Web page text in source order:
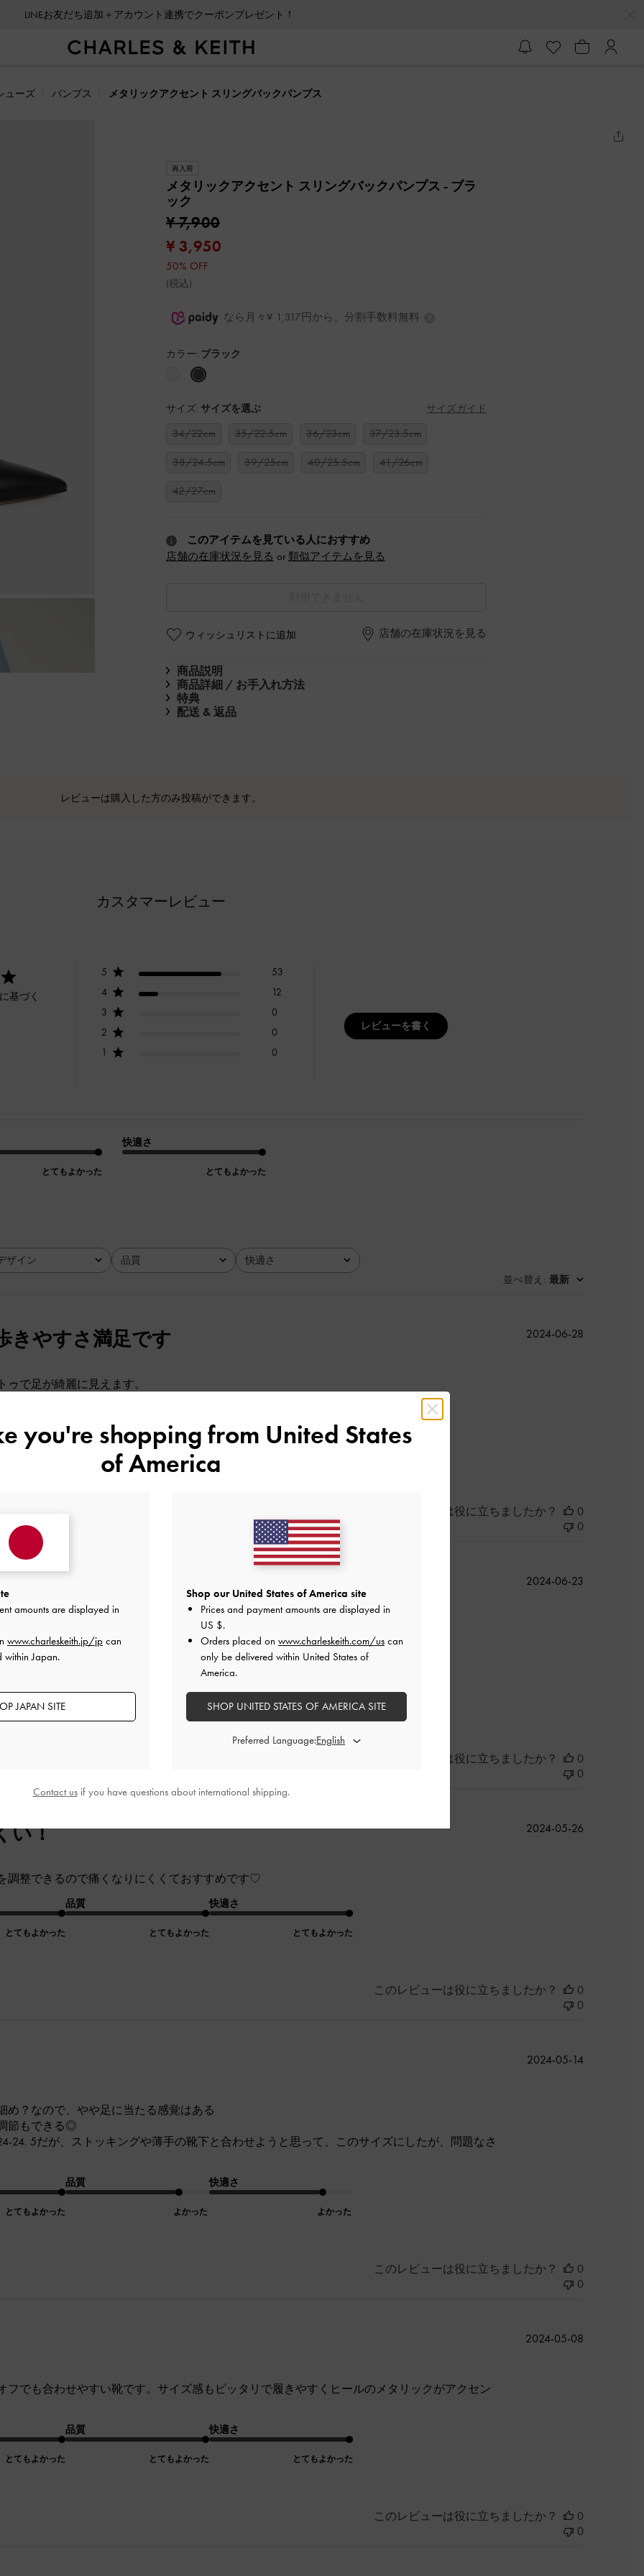
LINEお友だち追加＋アカウント連携でクーポンプレゼント！
会員登録＋ニュースレター登録で10%OFFクーポンプレゼント！
ューズ パンプス メタリックアクセント スリングバックパンプス
再入荷
メタリックアクセント スリングバックパンプス - ブラ
ック
¥ 7,900
¥ 3,950
50% OFF
(税込)
なら月々¥ 1,317円から。分割手数料無料
カラー: ブラック
サイズ: サイズを選ぶ サイズガイド
34/22cm 35/22.5cm 36/23cm
37/23.5cm
38/24.5cm
39/25cm 40/25.5cm
41/26cm
42/27cm
このアイテムを見ている人におすすめ
店舗の在庫状況を見る or 類似アイテムを見る
ウィッシュリストに追加 店舗の在庫状況を見る
商品説明
商品詳細 / お手入れ方法
特典
配送 & 返品
レビューは購入した方のみ投稿ができます。
カスタマーレビュー
基づく
5
53
4
12
3
0
2
0
1
0
レビューを書く
とてもよかった
快適さ
とてもよかった
ザイン
全て 品質
全て 快適さ
全て
並べ替え : 最新
きやすさ満足です
で足が綺麗に見えます。
品質
とてもよかった
快適さ
公
2024-06-28
このレビューは役に立ちましたか？
0
0
です！
黒にかかとのゴールドがアクセントになっていてとても素敵です。
身かなと気になりましたが、実際に履いてみると歩きやすかったです。
とてもよかった とてもよかった
快適さ
よかった
公
2024-06-23
このレビューは役に立ちましたか？
0
0
い！
調整できるので痛くなりにくくておすすめです♡
とてもよかった
品質
とてもよかった
快適さ
とてもよかった
公
2024-05-26
このレビューは役に立ちましたか？
0
0
め？なので、やや足に当たる感覚はある
節もできる◎
24. 5だが、ストッキングや薄手の靴下と合わせようと思って、このサイズにしたが、問題なさ
とてもよかった
品質
よかった
快適さ
よかった
公
2024-05-14
このレビューは役に立ちましたか？
0
0
フでも合わせやすい靴です。サイズ感もピッタリで履きやすくヒールのメタリックがアクセン
とてもよかった
品質
とてもよかった
快適さ
とてもよかった
公
2024-05-08
このレビューは役に立ちましたか？
0
0
you're shopping from United States
of America
amounts are displayed in
www.charleskeith.jp/jp can
within Japan.
JAPAN SITE
Shop our United States of America site
Prices and payment amounts are displayed in
US $.
Orders placed on www.charleskeith.com/us can
only be delivered within United States of
America.
SHOP UNITED STATES OF AMERICA SITE
Preferred Language:
Contact usif you have questions about international shipping.